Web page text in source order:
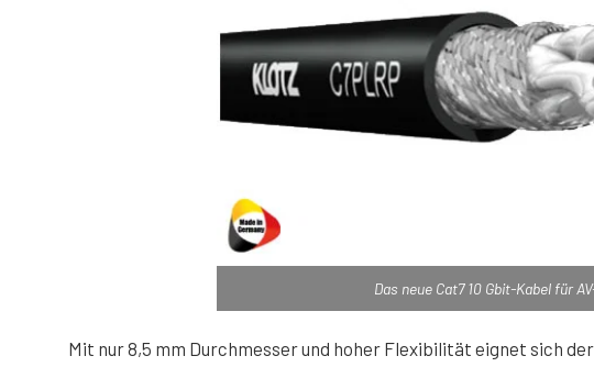
Das neue Cat7 10 Gbit-Kabel für
Mit nur 8,5 mm Durchmesser und hoher Flexibilität eignet sich